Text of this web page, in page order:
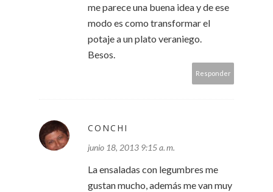
me parece una buena idea y de ese
modo es como transformar el
potaje a un plato veraniego.
Besos.
Responder
CONCHI
junio 18, 2013 9:15 a. m.
La ensaladas con legumbres me
gustan mucho, además me van muy